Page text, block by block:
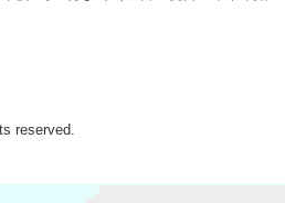
reserved.